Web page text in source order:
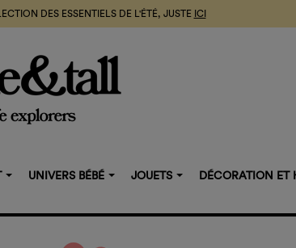
DES ESSENTIELS DE L'ÉTÉ, JUSTE ICI
UNIVERS BÉBÉ JOUETS DÉCORATION ET